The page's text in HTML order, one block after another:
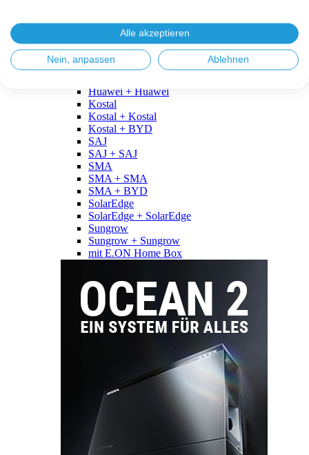
Fronius + BYD
GoodWe
GoodWe + GoodWe
GoodWe + BYD
Huawei + Huawei
Kostal
Kostal + Kostal
Kostal + BYD
SAJ
SAJ + SAJ
SMA
SMA + SMA
SMA + BYD
SolarEdge
SolarEdge + SolarEdge
Sungrow
Sungrow + Sungrow
mit E.ON Home Box
Alle akzeptieren
Nein, anpassen Ablehnen